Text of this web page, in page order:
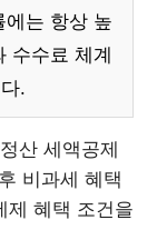
에는 항상 높
수수료 체계
.
산 세액공제
비과세 혜택
제 혜택 조건을